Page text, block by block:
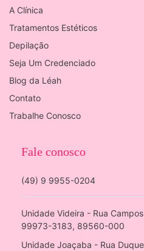
A Clínica
Tratamentos Estéticos
Depilação
Seja Um Credenciado
Blog da Léah
Contato
Trabalhe Conosco
Fale conosco
(49) 9 9955-0204
Unidade Videira - Rua
99973-3183, 89560-000
Unidade Joaçaba - Rua